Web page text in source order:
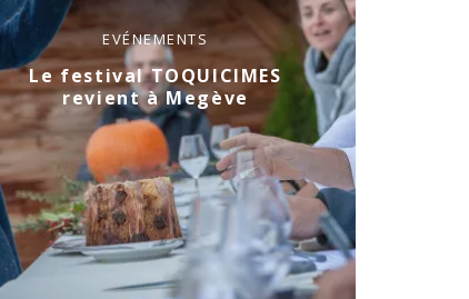
EVÉNEMENTS
Le festival TOQUICIMES
revient à Megève